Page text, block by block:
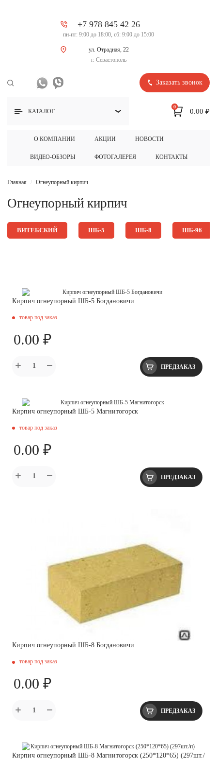
+7 978 845 42 26
пн-пт: 9:00 до 18:00, сб: 9:00 до 15:00
ул. Отрадная, 22
г. Севастополь
Заказать звонок
КАТАЛОГ
О КОМПАНИИ АКЦИИ НОВОСТИ
ВИДЕО-ОБЗОРЫ ФОТОГАЛЕРЕЯ КОНТАКТЫ
0
0.00 ₽
Главная Огнеупорный кирпич
Огнеупорный кирпич
ВИТЕБСКИЙ ШБ-5 ШБ-8 ШБ-96
Кирпич огнеупорный ШБ-5 Богдановичи
товар под заказ
0.00 ₽
ПРЕДЗАКАЗ
Кирпич огнеупорный ШБ-5 Магнитогорск
товар под заказ
0.00 ₽
ПРЕДЗАКАЗ
Кирпич огнеупорный ШБ-8 Богдановичи
товар под заказ
0.00 ₽
ПРЕДЗАКАЗ
Кирпич огнеупорный ШБ-8 Магнитогорск (250*120*65) (297шт./